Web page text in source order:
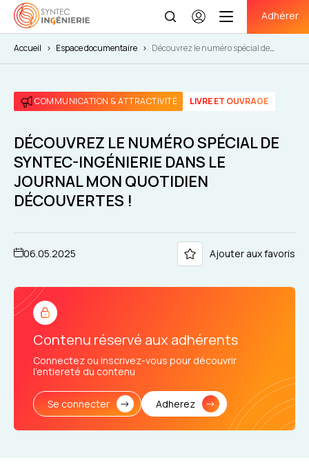
Se
connecter
Adhérer
Accueil > Espace documentaire > Découvrez le numéro spécial de
COMMUNICATION & ATTRACTIVITÉ LIVRE ET OUVRAGE
DÉCOUVREZ LE NUMÉRO SPÉCIAL DE
SYNTEC-INGÉNIERIE DANS LE
JOURNAL MON QUOTIDIEN
DÉCOUVERTES !
06.05.2025 Ajouter aux favoris
Contenu réservé aux adhérents
Connectez ou inscrivez-vous pour découvrir
l’entiereté du contenu
Se connecter Adherez